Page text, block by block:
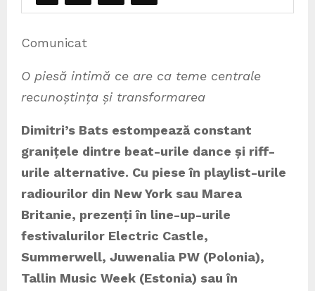
Comunicat
O piesă intimă ce are ca teme centrale
recunoștința și transformarea
Dimitri’s Bats estompează constant
granițele dintre beat-urile dance și riff-
urile alternative. Cu piese în playlist-urile
radiourilor din New York sau Marea
Britanie, prezenți în line-up-urile
festivalurilor Electric Castle,
Summerwell, Juwenalia PW (Polonia),
Tallin Music Week (Estonia) sau în